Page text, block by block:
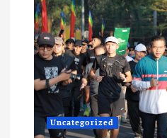
Uncategorized